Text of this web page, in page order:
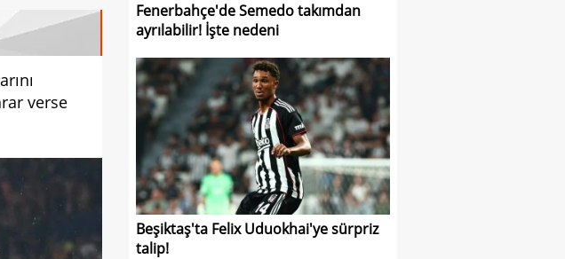
verse
Fenerbahçe'de Semedo takımdan
ayrılabilir! İşte nedeni
Beşiktaş'ta Felix Uduokhai'ye sürpriz
talip!